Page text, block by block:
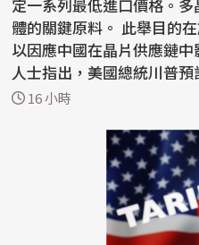
定一系列最低進口價格。
體的關鍵原料。 此舉目的在於保護美國多晶矽製造商，
以因應中國在晶片供應鏈中影
人士指出，美國總統川普
矽晶...
16 小時